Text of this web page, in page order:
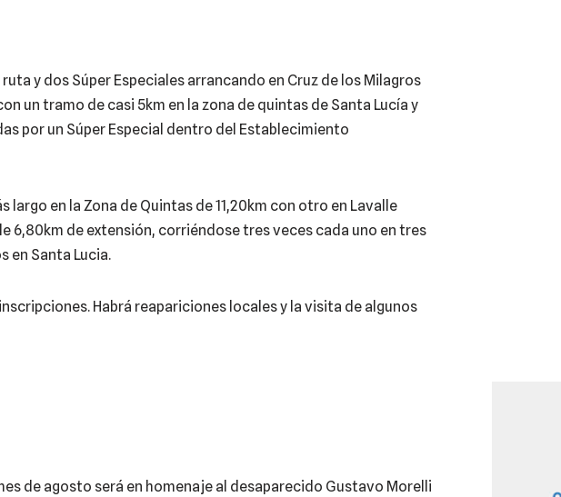
y dos Súper Especiales arrancando en Cruz de los Milagros
un tramo de casi 5km en la zona de quintas de Santa Lucía y
por un Súper Especial dentro del Establecimiento
en la Zona de Quintas de 11,20km con otro en Lavalle
6,80km de extensión, corriéndose tres veces cada uno en tres
en Santa Lucia.
Habrá reapariciones locales y la visita de algunos
de agosto será en homenaje al desaparecido Gustavo Morelli